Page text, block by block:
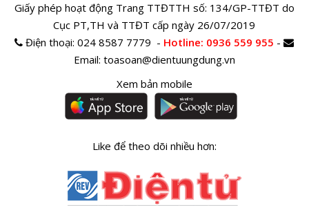
Giấy phép hoạt động Trang TTĐTTH số: 134/GP-TTĐT do
Cục PT,TH và TTĐT cấp ngày 26/07/2019
Điện thoại:024 8587 7779 - Hotline: 0936 559 955 -
Email: toasoan@dientuungdung.vn
Xem bản mobile
Like để theo dõi nhiều hơn: